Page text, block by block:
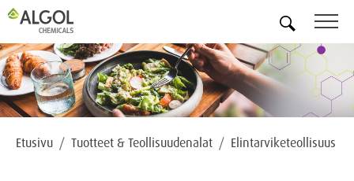
Etusivu Tuotteet & Teollisuudenalat Elintarviketeollisuus